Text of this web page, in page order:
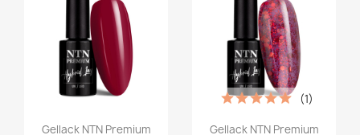
Gellack NTN Premium Gellack NTN Premium
(1)